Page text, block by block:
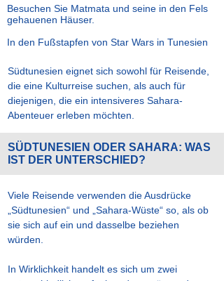
Besuchen Sie Matmata und seine in den Fels
gehauenen Häuser.
In den Fußstapfen von Star Wars in Tunesien
Südtunesien eignet sich sowohl für Reisende,
die eine Kulturreise suchen, als auch für
diejenigen, die ein intensiveres Sahara-
Abenteuer erleben möchten.
SÜDTUNESIEN ODER SAHARA: WAS
IST DER UNTERSCHIED?
Viele Reisende verwenden die Ausdrücke
„Südtunesien“ und „Sahara-Wüste“ so, als ob
sie sich auf ein und dasselbe beziehen
würden.
In Wirklichkeit handelt es sich um zwei